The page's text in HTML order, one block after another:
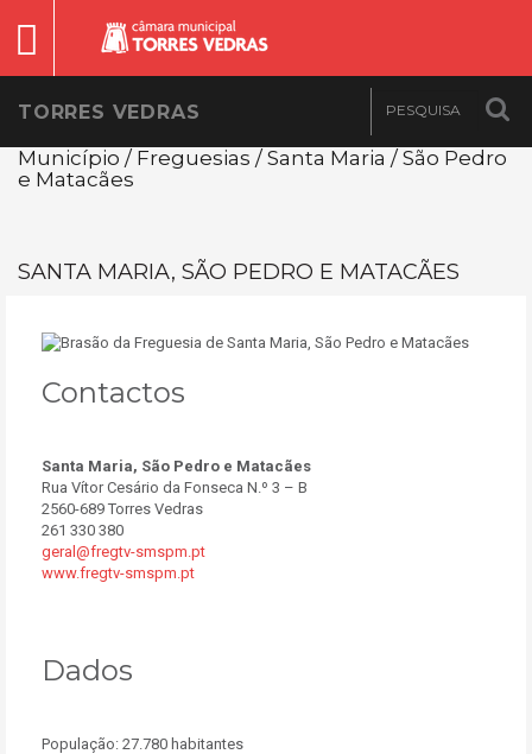
TORRES VEDRAS
Município / Freguesias / Santa Maria / São Pedro
e Matacães
SANTA MARIA, SÃO PEDRO E MATACÃES
Contactos
Santa Maria, São Pedro e Matacães
Rua Vítor Cesário da Fonseca N.º 3 – B
2560-689 Torres Vedras
261 330 380
geral@fregtv-smspm.pt
www.fregtv-smspm.pt
Dados
População: 27.780 habitantes